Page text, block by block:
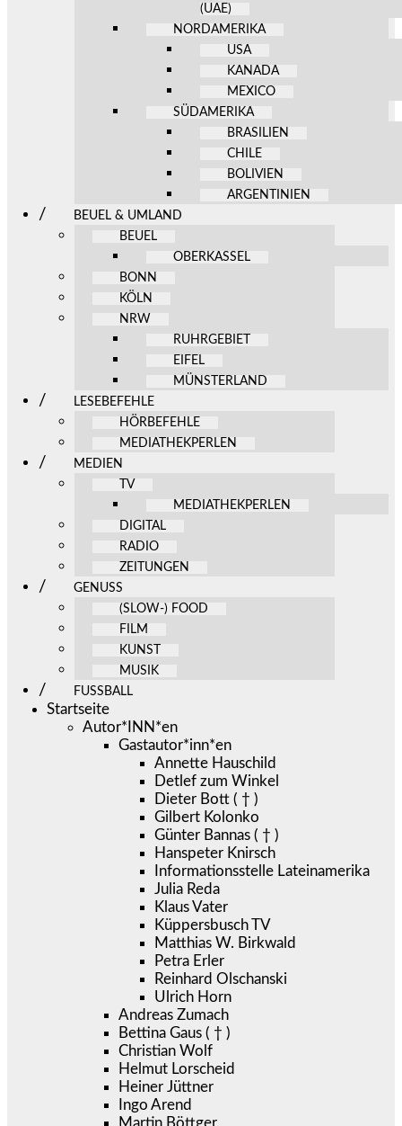
(UAE)
NORDAMERIKA
USA
KANADA
MEXICO
SÜDAMERIKA
BRASILIEN
CHILE
BOLIVIEN
ARGENTINIEN
BEUEL & UMLAND
BEUEL
OBERKASSEL
BONN
KÖLN
NRW
RUHRGEBIET
EIFEL
MÜNSTERLAND
LESEBEFEHLE
HÖRBEFEHLE
MEDIATHEKPERLEN
MEDIEN
TV
MEDIATHEKPERLEN
DIGITAL
RADIO
ZEITUNGEN
GENUSS
(SLOW-) FOOD
FILM
KUNST
MUSIK
FUSSBALL
Startseite
Autor*INN*en
Gastautor*inn*en
Annette Hauschild
Detlef zum Winkel
Dieter Bott ( † )
Gilbert Kolonko
Günter Bannas ( † )
Hanspeter Knirsch
Informationsstelle Lateinamerika
Julia Reda
Klaus Vater
Küppersbusch TV
Matthias W. Birkwald
Petra Erler
Reinhard Olschanski
Ulrich Horn
Andreas Zumach
Bettina Gaus ( † )
Christian Wolf
Helmut Lorscheid
Heiner Jüttner
Ingo Arend
Martin Böttger